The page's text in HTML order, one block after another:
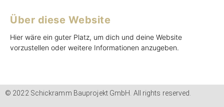
Über diese Website
Hier wäre ein guter Platz, um dich und deine Website
vorzustellen oder weitere Informationen anzugeben.
© 2022 Schickramm Bauprojekt GmbH. All rights reserved.